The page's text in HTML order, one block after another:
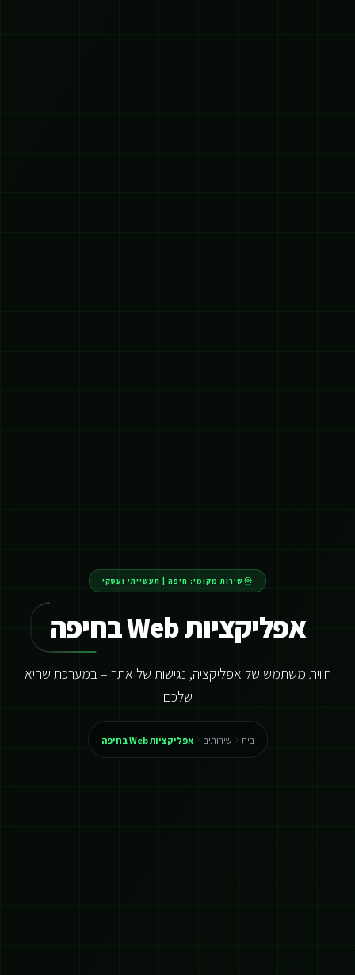
שירות מקומי: חיפה תעשייתי ועסקי
אפליקציות Web בחיפה
חווית משתמש של אפליקציה, נגישות של אתר – במערכת שהיא
שלכם
בית שירותים אפליקציות Web בחיפה